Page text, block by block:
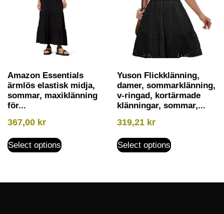
Amazon Essentials
ärmlös elastisk midja,
sommar, maxiklänning
för...
367,00 kr
Select options
Yuson Flickklänning,
damer, sommarklänning,
v-ringad, kortärmade
klänningar, sommar,...
319,21 kr
Select options